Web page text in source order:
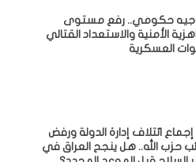
حكومي.. رفع مستوى
الأمنية والاستعداد القتالي
العسكرية
إجماع ائتلاف إدارة الدولة ورفض
حزب الله.. هل ينجح العراق في